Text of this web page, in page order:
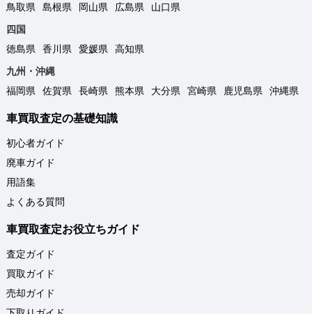
鳥取県
島根県 岡山県 広島県
山口県
四国
徳島県
香川県 愛媛県
高知県
九州・沖縄
福岡県
佐賀県 長崎県 熊本県 大分県 宮崎県 鹿児島県 沖縄県
車買取査定の基礎知識
初心者ガイド
廃車ガイド
用語集
よくある質問
車買取査定お役立ちガイド
査定ガイド
買取ガイド
売却ガイド